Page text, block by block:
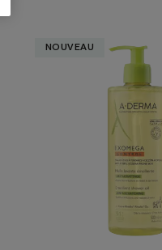
anti-
NOUVEAU